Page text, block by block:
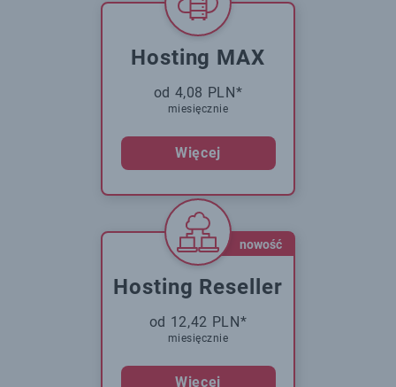
Hosting MAX
od 4,08 PLN*
miesięcznie
Więcej
nowość
Hosting Reseller
od 12,42 PLN*
miesięcznie
Więcej